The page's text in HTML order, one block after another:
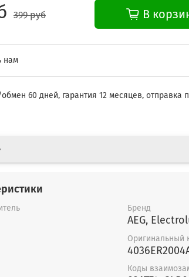
399 руб В
нам
60 дней, гарантия 12 месяцев, отправка
Бренд
Оригинальный
Коды